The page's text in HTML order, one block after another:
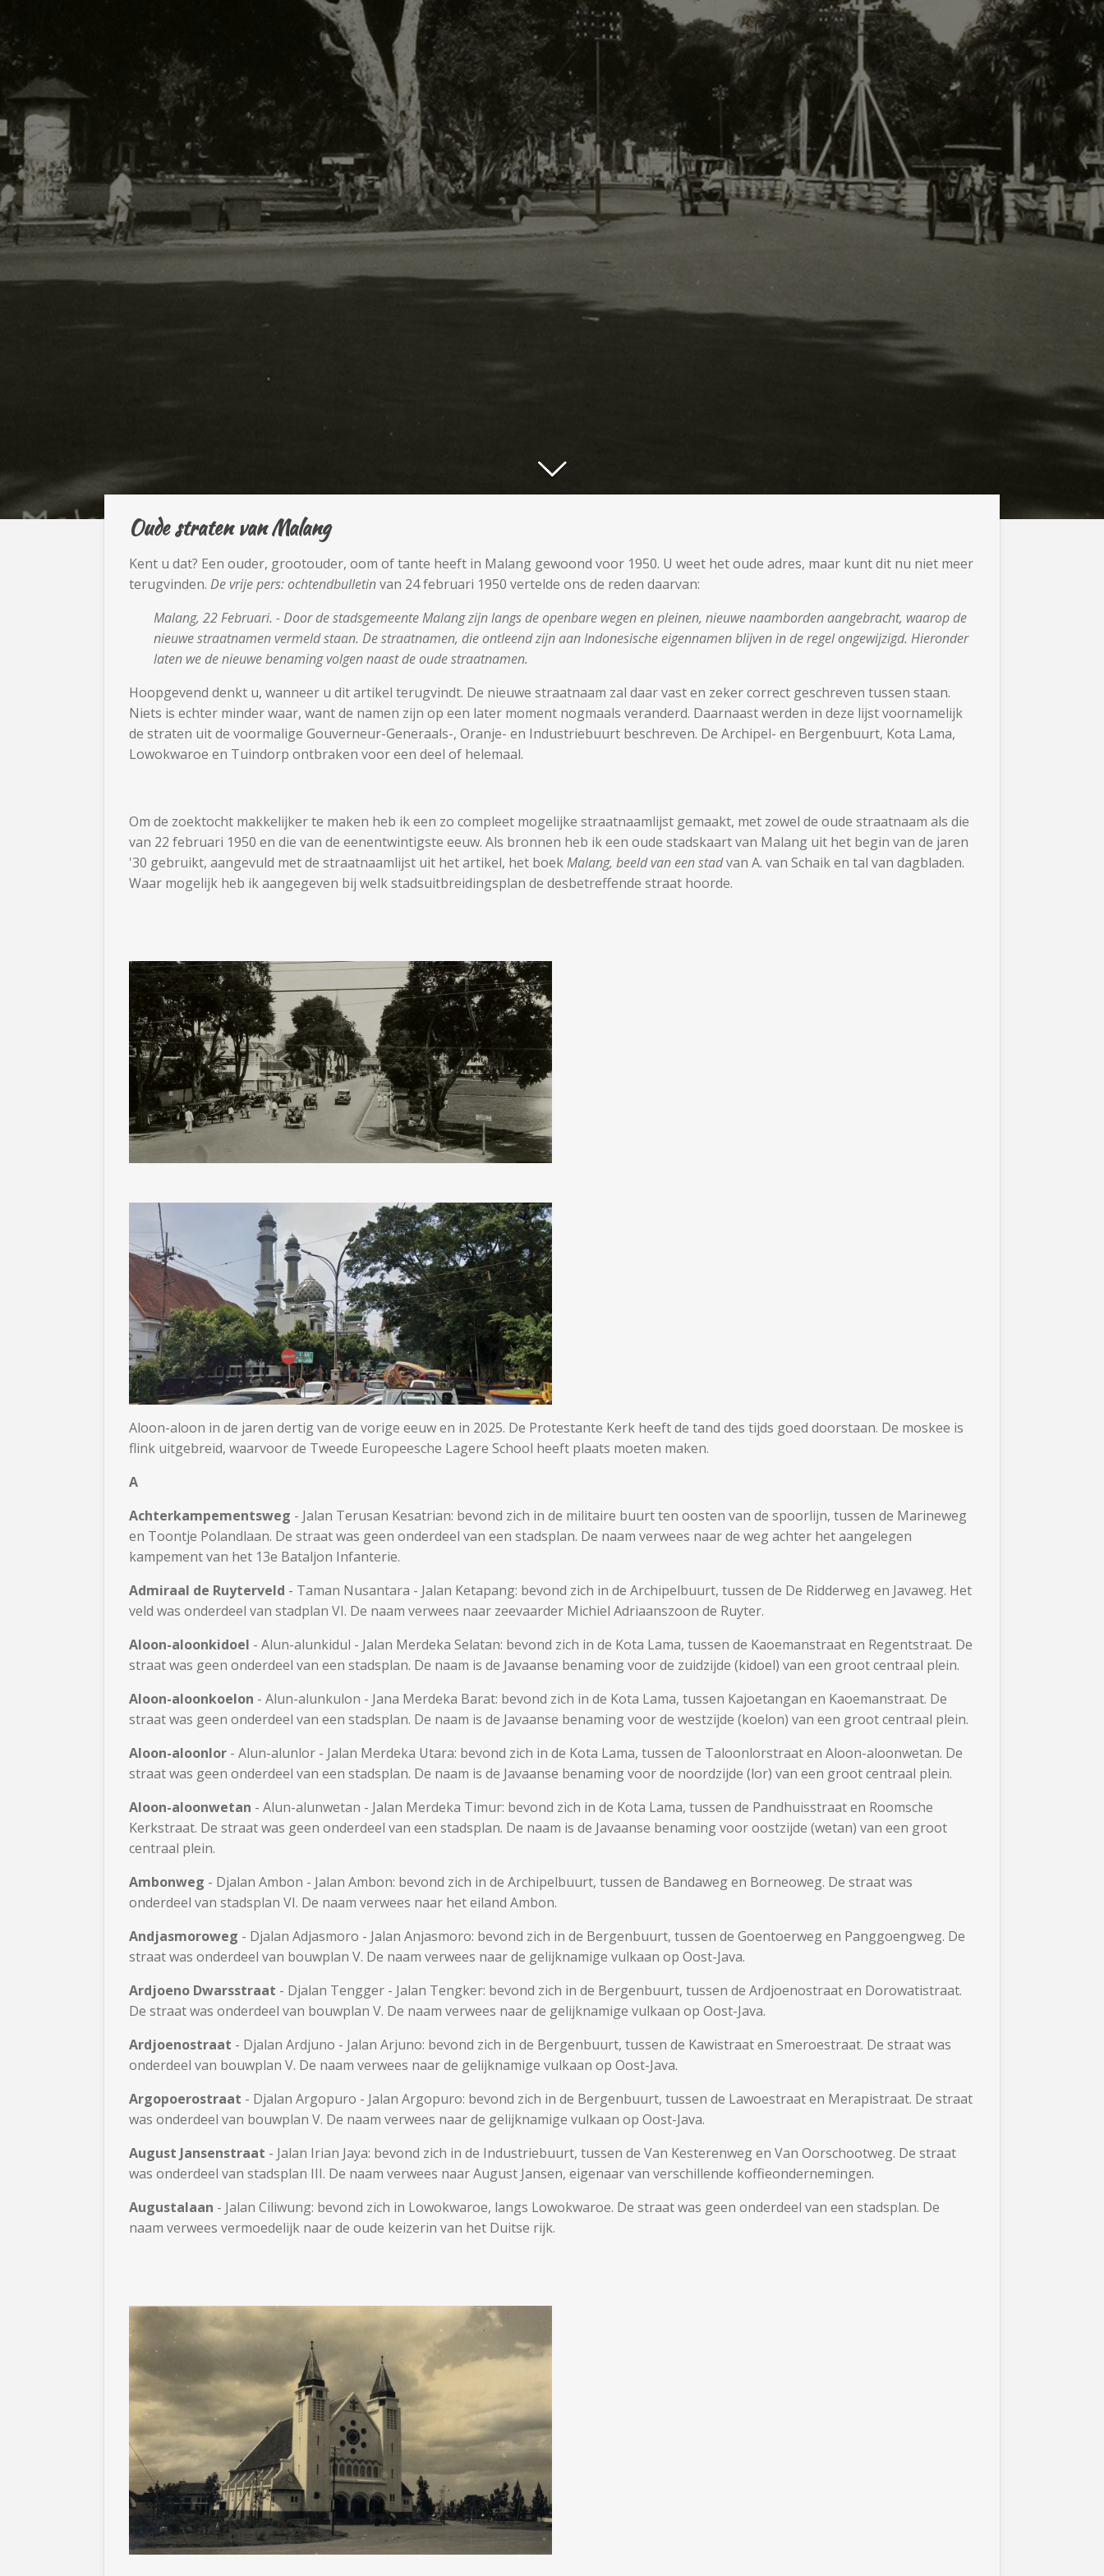
Oude straten van Malang
Kent u dat? Een ouder, grootouder, oom of tante heeft in Malang gewoond voor 1950. U weet het oude adres, maar kunt dit nu niet meer
terugvinden. De vrije pers: ochtendbulletinvan 24 februari 1950 vertelde ons de reden daarvan:
Malang, 22 Februari. - Door de stadsgemeente Malang zijn langs de openbare wegen en pleinen, nieuwe naamborden aangebracht, waarop de
nieuwe straatnamen vermeld staan. De straatnamen, die ontleend zijn aan Indonesische eigennamen blijven in de regel ongewijzigd. Hieronder
laten we de nieuwe benaming volgen naast de oude straatnamen.
Hoopgevend denkt u, wanneer u dit artikel terugvindt. De nieuwe straatnaam zal daar vast en zeker correct geschreven tussen staan.
Niets is echter minder waar, want de namen zijn op een later moment nogmaals veranderd. Daarnaast werden in deze lijst voornamelijk
de straten uit de voormalige Gouverneur-Generaals-, Oranje- en Industriebuurt beschreven. De Archipel- en Bergenbuurt, Kota Lama,
Lowokwaroe en Tuindorp ontbraken voor een deel of helemaal.
Om de zoektocht makkelijker te maken heb ik een zo compleet mogelijke straatnaamlijst gemaakt, met zowel de oude straatnaam als die
van 22 februari 1950 en die van de eenentwintigste eeuw. Als bronnen heb ik een oude stadskaart van Malang uit het begin van de jaren
'30 gebruikt, aangevuld met de straatnaamlijst uit het artikel, het boekMalang, beeld van een stadvan A. van Schaik en tal van dagbladen.
Waar mogelijk heb ik aangegeven bij welk stadsuitbreidingsplan de desbetreffende straat hoorde.
Aloon-aloon in de jaren dertig van de vorige eeuw en in 2025. De Protestante Kerk heeft de tand des tijds goed doorstaan. De moskee is
flink uitgebreid, waarvoor de Tweede Europeesche Lagere School heeft plaats moeten maken.
A
Achterkampementsweg - Jalan Terusan Kesatrian: bevond zich in de militaire buurt ten oosten van de spoorlijn, tussen de Marineweg
en Toontje Polandlaan. De straat was geen onderdeel van een stadsplan. De naam verwees naar de weg achter het aangelegen
kampement van het 13e Bataljon Infanterie.
Admiraal de Ruyterveld - Taman Nusantara - Jalan Ketapang: bevond zich in de Archipelbuurt, tussen de De Ridderweg en Javaweg. Het
veld was onderdeel van stadplan VI. De naam verwees naar zeevaarder Michiel Adriaanszoon de Ruyter.
Aloon-aloonkidoel - Alun-alunkidul - Jalan Merdeka Selatan: bevond zich in de Kota Lama, tussen de Kaoemanstraat en Regentstraat. De
straat was geen onderdeel van een stadsplan. De naam is de Javaanse benaming voor de zuidzijde (kidoel) van een groot centraal plein.
Aloon-aloonkoelon - Alun-alunkulon - Jana Merdeka Barat: bevond zich in de Kota Lama, tussen Kajoetangan en Kaoemanstraat. De
straat was geen onderdeel van een stadsplan. De naam is de Javaanse benaming voor de westzijde (koelon) van een groot centraal plein.
Aloon-aloonlor - Alun-alunlor - Jalan Merdeka Utara: bevond zich in de Kota Lama, tussen de Taloonlorstraat en Aloon-aloonwetan. De
straat was geen onderdeel van een stadsplan. De naam is de Javaanse benaming voor de noordzijde (lor) van een groot centraal plein.
Aloon-aloonwetan - Alun-alunwetan - Jalan Merdeka Timur: bevond zich in de Kota Lama, tussen de Pandhuisstraat en Roomsche
Kerkstraat. De straat was geen onderdeel van een stadsplan. De naam is de Javaanse benaming voor oostzijde (wetan) van een groot
centraal plein.
Ambonweg - Djalan Ambon - Jalan Ambon: bevond zich in de Archipelbuurt, tussen de Bandaweg en Borneoweg. De straat was
onderdeel van stadsplan VI. De naam verwees naar het eiland Ambon.
Andjasmoroweg - Djalan Adjasmoro - Jalan Anjasmoro: bevond zich in de Bergenbuurt, tussen de Goentoerweg en Panggoengweg. De
straat was onderdeel van bouwplan V. De naam verwees naar de gelijknamige vulkaan op Oost-Java.
Ardjoeno Dwarsstraat - Djalan Tengger - Jalan Tengker: bevond zich in de Bergenbuurt, tussen de Ardjoenostraat en Dorowatistraat.
De straat was onderdeel van bouwplan V. De naam verwees naar de gelijknamige vulkaan op Oost-Java.
Ardjoenostraat - Djalan Ardjuno - Jalan Arjuno: bevond zich in de Bergenbuurt, tussen de Kawistraat en Smeroestraat. De straat was
onderdeel van bouwplan V. De naam verwees naar de gelijknamige vulkaan op Oost-Java.
Argopoerostraat - Djalan Argopuro - Jalan Argopuro: bevond zich in de Bergenbuurt, tussen de Lawoestraat en Merapistraat. De straat
was onderdeel van bouwplan V. De naam verwees naar de gelijknamige vulkaan op Oost-Java.
August Jansenstraat - Jalan Irian Jaya: bevond zich in de Industriebuurt, tussen de Van Kesterenweg en Van Oorschootweg. De straat
was onderdeel van stadsplan III. De naam verwees naar August Jansen, eigenaar van verschillende koffieondernemingen.
Augustalaan - Jalan Ciliwung: bevond zich in Lowokwaroe, langs Lowokwaroe. De straat was geen onderdeel van een stadsplan. De
naam verwees vermoedelijk naar de oude keizerin van het Duitse rijk.